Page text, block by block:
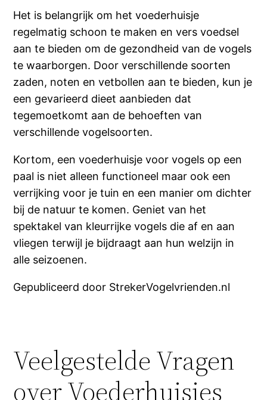
Het is belangrijk om het voederhuisje
regelmatig schoon te maken en vers voedsel
aan te bieden om de gezondheid van de vogels
te waarborgen. Door verschillende soorten
zaden, noten en vetbollen aan te bieden, kun je
een gevarieerd dieet aanbieden dat
tegemoetkomt aan de behoeften van
verschillende vogelsoorten.
Kortom, een voederhuisje voor vogels op een
paal is niet alleen functioneel maar ook een
verrijking voor je tuin en een manier om dichter
bij de natuur te komen. Geniet van het
spektakel van kleurrijke vogels die af en aan
vliegen terwijl je bijdraagt aan hun welzijn in
alle seizoenen.
Gepubliceerd door StrekerVogelvrienden.nl
Veelgestelde Vragen
over Voederhuisjes